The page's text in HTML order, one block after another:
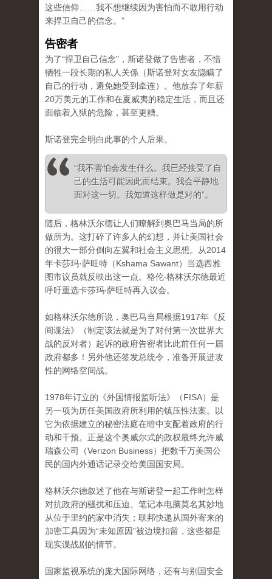
这些信仰……我不想继续因为害怕而不敢用行动
来捍卫自己的信念。”
告密者
为了“捍卫自己信念”，斯诺登做了告密者，不惜
牺牲一段长期的私人关係（斯诺登对女友隐瞒了
自己的行动，避免她受到牵连）。他放弃了年薪
20万美元的工作和在夏威夷的稳定生活，而且还
面临着入狱的危险，甚至更糟。
斯诺登完全明白此事的个人后果。
“我不害怕会发生什么。我已经接受了自
己的生活可能因此而结束。我会平静地
面对这一切。我知道这样做是对的”。
随后，格林沃尔德让人们瞭解到奥巴马当局的所
做所为。这打碎了许多人的幻想，并让美国社会
的很大一部分倒向左翼和社会主义思想。从2014
年卡莎玛·萨旺特（Kshama Sawant）当选西雅
图市议员就反映出这一点。格伦‧格林沃尔德最近
呼吁重选卡莎玛‧萨旺特再入议会。
如格林沃尔德所说，奥巴马当局根据1917年《反
间谍法》（制定该法就是为了对付第一次世界大
战的反对者）起诉的政府告密者比此前任何一届
政府都多！另外他还签发总统令，准备开展进攻
性的网络空间战。
1978年订立的《外国情报监听法》（FISA）是
另一项为历任美国政府所利用的镇压性法案。以
它为依据建立的秘密法庭在暗中支配着政府的行
动和干预。正是这个奥威尔式的政权最终允许威
瑞森公司（Verizon Business）把数千万美国公
民的国内外通话记录交给美国国安局。
格林沃尔德叙述了他在与斯诺登一起工作时怎样
对抗政府的骚扰和压迫。笔记本电脑莫名其妙地
从位于里约的家中消失；联邦快递从国外寄来的
加密工具因为“未知原因”被边境扣留，这些都是
现实谍战剧的情节。
国家监视系统的庞大国际网络，还有与别国安全